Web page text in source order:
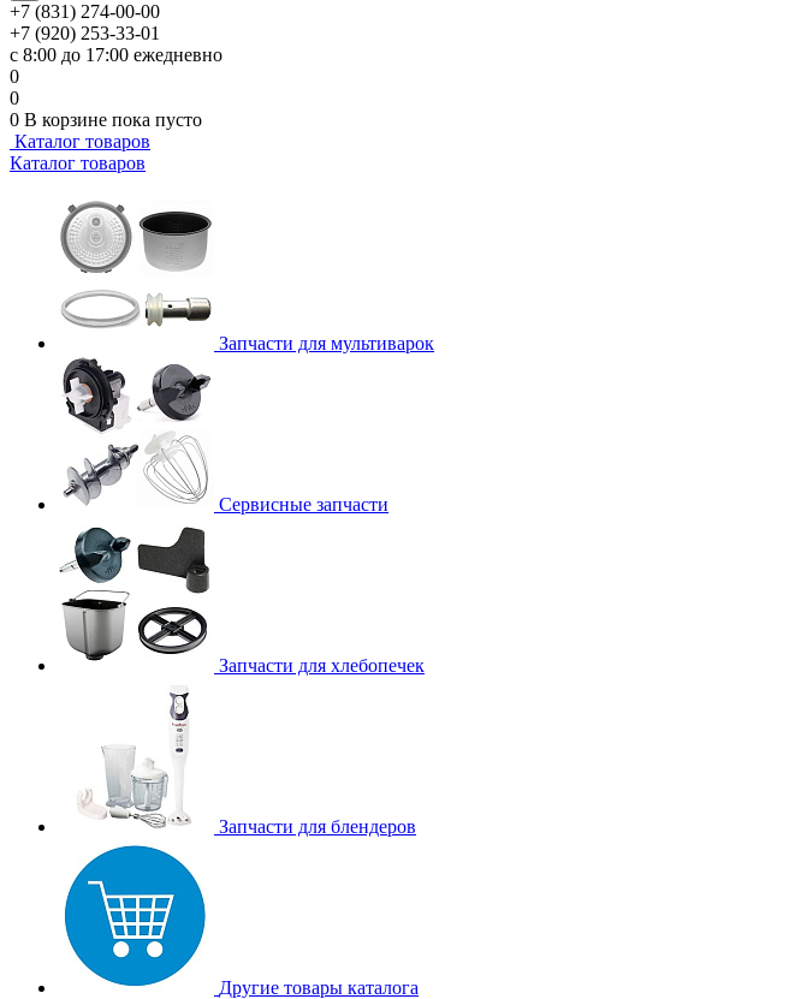
+7 (831) 274-00-00
+7 (920) 253-33-01
с 8:00 до 17:00 ежедневно
0
0
0 В корзине пока пусто
Каталог товаров
Каталог товаров
Запчасти для мультиварок
Сервисные запчасти
Запчасти для хлебопечек
Запчасти для блендеров
Другие товары каталога